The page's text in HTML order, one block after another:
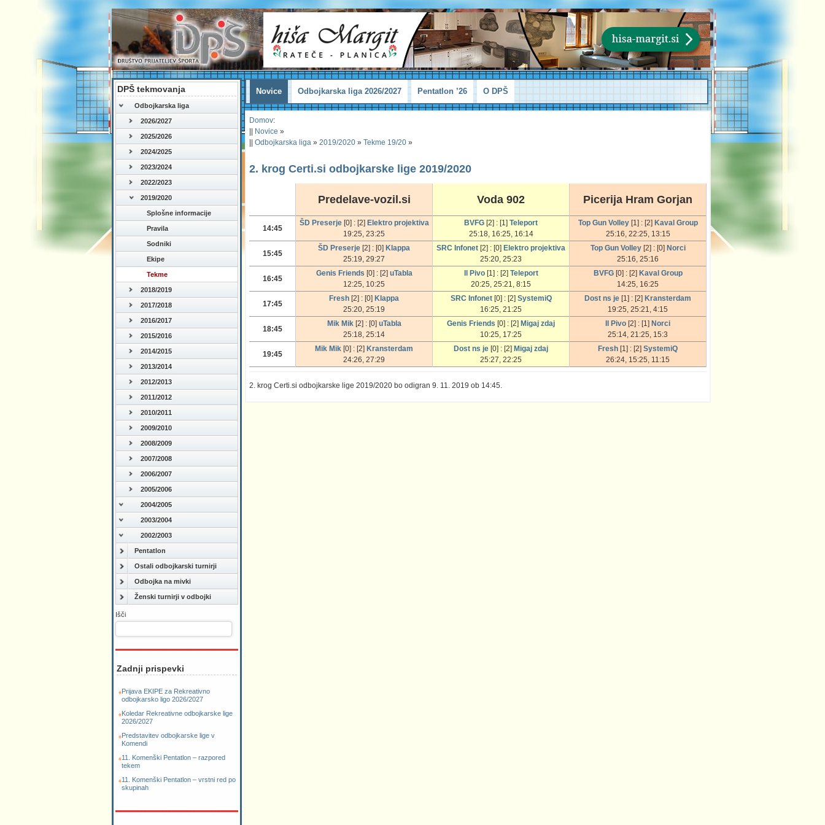
DPŠ tekmovanja
Odbojkarska liga
2026/2027
2025/2026
2024/2025
2023/2024
2022/2023
2019/2020
Splošne informacije
Pravila
Sodniki
Ekipe
Tekme
2018/2019
2017/2018
2016/2017
2015/2016
2014/2015
2013/2014
2012/2013
2011/2012
2010/2011
2009/2010
2008/2009
2007/2008
2006/2007
2005/2006
2004/2005
2003/2004
2002/2003
Pentatlon
Ostali odbojkarski turnirji
Odbojka na mivki
Ženski turnirji v odbojki
Išči
Zadnji prispevki
Prijava EKIPE za Rekreativno
odbojkarsko ligo 2026/2027
Koledar Rekreativne odbojkarske lige
2026/2027
Predstavitev odbojkarske lige v
Komendi
11. Komenški Pentatlon – razpored
tekem
11. Komenški Pentatlon – vrstni red po
skupinah
Novice Odbojkarska liga 2026/2027 Pentatlon ’26 O DPŠ
Domov:
Novice »
Odbojkarska liga » 2019/2020 » Tekme 19/20 »
2. krog Certi.si odbojkarske lige 2019/2020
Predelave-vozil.si Voda 902 Picerija Hram Gorjan
14:45
ŠD Preserje[0] : [2] Elektro projektiva
19:25, 23:25
BVFG [2] : [1] Teleport
25:18, 16:25, 16:14
Top Gun Volley[1] : [2] Kaval Group
25:16, 22:25, 13:15
15:45
ŠD Preserje [2] : [0] Klappa
25:19, 29:27
SRC Infonet [2] : [0] Elektro projektiva
25:20, 25:23
Top Gun Volley[2] : [0] Norci
25:16, 25:16
16:45
Genis Friends [0] : [2] uTabla
12:25, 10:25
Il Pivo[1] : [2] Teleport
20:25, 25:21, 8:15
BVFG[0] : [2] Kaval Group
14:25, 16:25
17:45
Fresh [2] : [0] Klappa
25:20, 25:19
SRC Infonet[0] : [2] SystemiQ
16:25, 21:25
Dost ns je [1] : [2] Kransterdam
19:25, 25:21, 4:15
18:45
Mik Mik[2] : [0] uTabla
25:18, 25:14
Genis Friends [0] : [2] Migaj zdaj
10:25, 17:25
Il Pivo [2] : [1] Norci
25:14, 21:25, 15:3
19:45
Mik Mik [0] : [2] Kransterdam
24:26, 27:29
Dost ns je [0] : [2] Migaj zdaj
25:27, 22:25
Fresh [1] : [2] SystemiQ
26:24, 15:25, 11:15
2. krog Certi.si odbojkarske lige 2019/2020 bo odigran 9. 11. 2019 ob 14:45.